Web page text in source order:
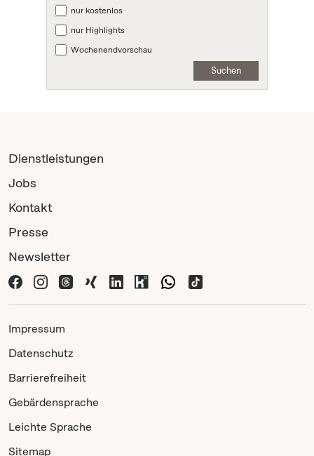
nur kostenlos
nur Highlights
Wochenendvorschau
Suchen
Dienstleistungen
Jobs
Kontakt
Presse
Newsletter
Impressum
Datenschutz
Barrierefreiheit
Gebärdensprache
Leichte Sprache
Sitemap